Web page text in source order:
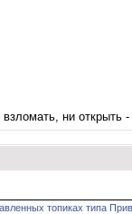
ни открыть
топиках типа